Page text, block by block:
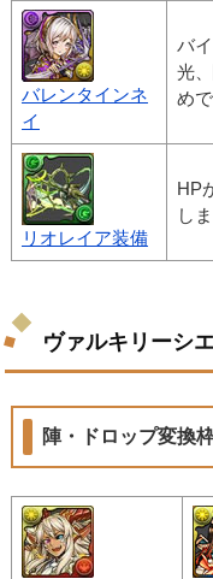
バレンタインネ
イ
バ
光
めで
リオレイア装備
HP
し
ヴァルキリーシ
陣・ドロップ変換